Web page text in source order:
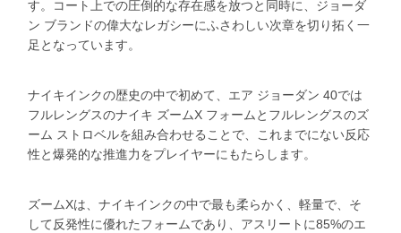
す。コート上での圧倒的な存在感を放つと同時に、ジョーダ
ン ブランドの偉大なレガシーにふさわしい次章を切り拓く一
足となっています。
ナイキインクの歴史の中で初めて、エア ジョーダン 40では
フルレングスのナイキ ズームX フォームとフルレングスのズ
ーム ストロベルを組み合わせることで、これまでにない反応
性と爆発的な推進力をプレイヤーにもたらします。
ズームXは、ナイキインクの中で最も柔らかく、軽量で、そ
して反発性に優れたフォームであり、アスリートに85%のエ